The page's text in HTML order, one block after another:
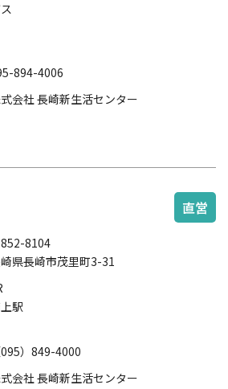
894-4006
会社 長崎新生活センター
直営
8104
県長崎市茂里町3-31
駅
095）849-4000
会社 長崎新生活センター